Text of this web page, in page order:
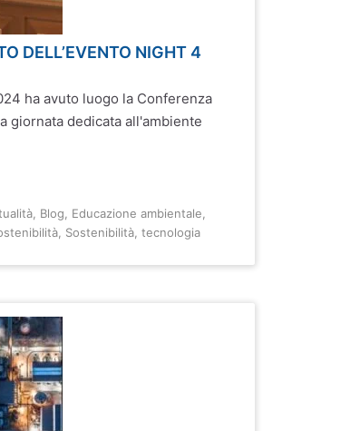
DELL’EVENTO NIGHT 4
ha avuto luogo la Conferenza
giornata dedicata all'ambiente
Blog Educazione ambientale
Sostenibilità ,tecnologia